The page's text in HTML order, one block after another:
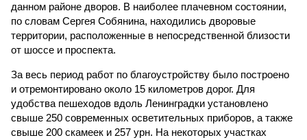
данном районе дворов. В наиболее плачевном состоянии,
по словам Сергея Собянина, находились дворовые
территории, расположенные в непосредственной близости
от шоссе и проспекта.
За весь период работ по благоустройству было построено
и отремонтировано около 15 километров дорог. Для
удобства пешеходов вдоль Ленинградки установлено
свыше 250 современных осветительных приборов, а также
свыше 200 скамеек и 257 урн. На некоторых участках